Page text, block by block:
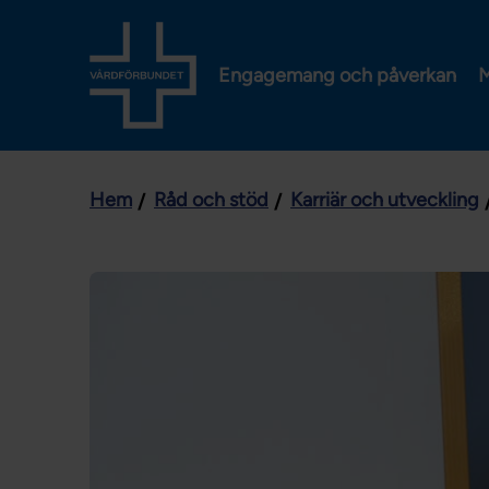
Engagemang och påverkan
Hem Råd och stöd Karriär och utveckling